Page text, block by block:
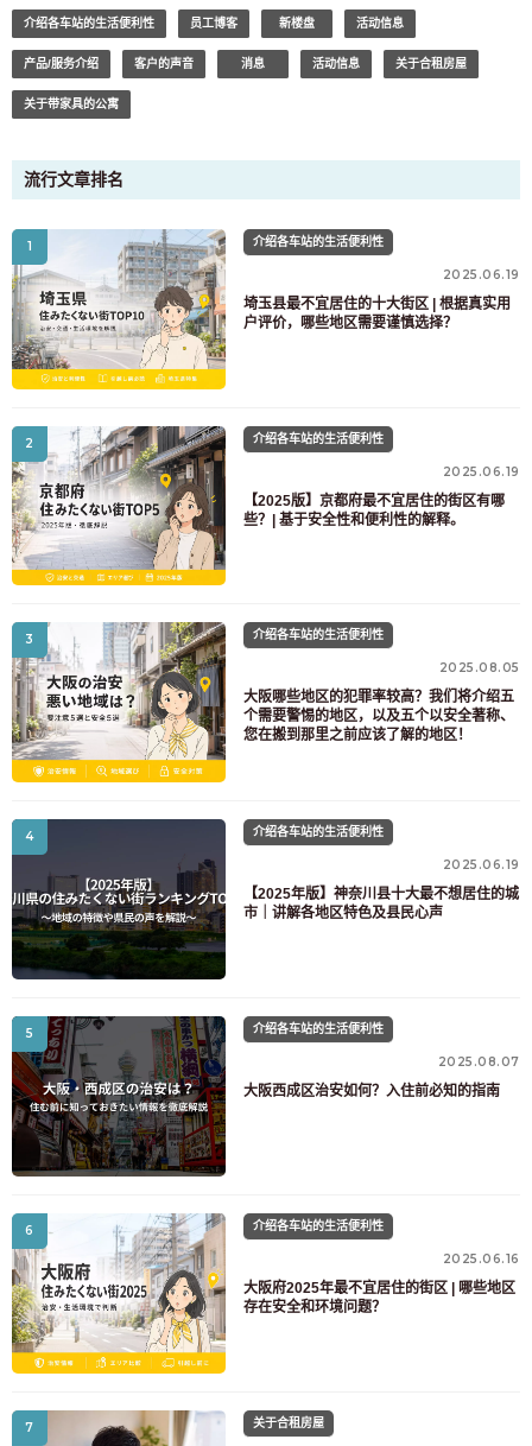
介绍各车站的生活便利性 员工博客 新楼盘 活动信息
产品/服务介绍 客户的声音 消息 活动信息 关于合租房屋
关于带家具的公寓
流行文章排名
1 介绍各车站的生活便利性
2025.06.19
埼玉县最不宜居住的十大街区 | 根据真实用
户评价，哪些地区需要谨慎选择？
2 介绍各车站的生活便利性
2025.06.19
【2025版】京都府最不宜居住的街区有哪
些？| 基于安全性和便利性的解释。
3 介绍各车站的生活便利性
2025.08.05
大阪哪些地区的犯罪率较高？我们将介绍五
个需要警惕的地区，以及五个以安全著称、
您在搬到那里之前应该了解的地区！
4 介绍各车站的生活便利性
2025.06.19
【2025年版】神奈川县十大最不想居住的城
市｜讲解各地区特色及县民心声
5 介绍各车站的生活便利性
2025.08.07
大阪西成区治安如何？入住前必知的指南
6 介绍各车站的生活便利性
2025.06.16
大阪府2025年最不宜居住的街区 | 哪些地区
存在安全和环境问题？
7 关于合租房屋
致寻找房间的顾客
03-6712-4344